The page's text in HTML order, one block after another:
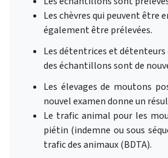
Les chèvres qui peuvent être
également être prélevées.
Les détentrices et
des échantillons sont de
Les élevages de moutons
nouvel examen donne un
Le trafic animal pour les
piétin (indemne ou sous
trafic des animaux (BDTA).